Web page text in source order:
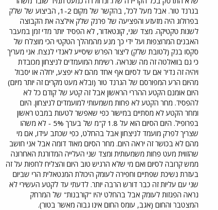
בגרנד טור. אבל מעל לכל, בהקשר של מקום 1-2, הביצוע של שלק
בפרולוג היה מזעזע והפציעה של פרנק שלק אילצה את הקבוצה
לשנות טקטיקה. מצד שני, קונטאדור, לא הפסיד יותר מדי זמן במעבר
האבנים המרוצפות ועל ידי כך מנע מהמהלך הטקטי הכי מוצלח של
סקסו בנק (לטובת שלק) ליצור הפרש שיסייע לאנדי לנצח. אני מעריך
כי גם בוואלטה זה מה שנראה. רשימת המועמדים לניצחון מכובדת
ויהיה זה נדיר אם עד לסיום אף אחד מהם לא יפצע, יחלה או יסבול
מהיום הרע המפורסם של הגרנד טור (ובלא מעט מקרים זה יותר מיום)
היום אומנם הקטע ההררי הראשון אבל זה קטע של קודם כל לא
להפסיד. מחר הקטע לא פחות משמעותי למועמדים לניצחון. היום
ומחר הקטע לא מסתיים במישור כפי שאפשר לטעות במבט ראשון
בפרופיל. היום הסיום הוא על 1.8 ק"מ של בערך 5% - לא משהו
שצריך לפרק מועמד לניצחון אבל בהחלט, כפי שכתב עידו, אם מי
מהם לא בכושר זה יראה היום. מחר הסיום מאוד דומה אבל אני חושב
שהזווית מעט פחות משמעותית ומצד שני העלייה המדורגת האחרונה
ממש קרובה לסיום ואם מי שלא הרגיש טוב היום והצליח לחפות על זה
בעזרת נשיכת שפתיים וחפירה לעומק היכולת המנטאלית הרי שביום
שני עם עליות זה כבר דורש הרבה יותר. לדעתי עד לקטע העשירי לא
נראה הפגזות לעומק אבל בהחלט יהיו "קורבנות" של המרחק
המצטבר והחום (אגב, עומס החום אינו גבוה מאשר בטור).